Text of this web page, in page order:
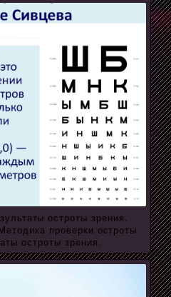
остроты зрения.
проверки остроты
остроты зрения.